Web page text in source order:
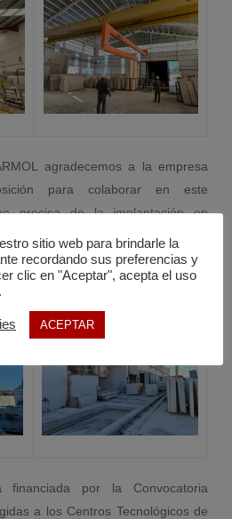
agradecemos a la empresa
para colaborar en este
precisa de la implantación en
su funcionamiento y la correcta
planteados.
financiada por la Convocatoria
a los Centros Tecnológicos de
sitio web para brindarle la
recordando sus preferencias y
clic en "Aceptar", acepta el uso
ACEPTAR